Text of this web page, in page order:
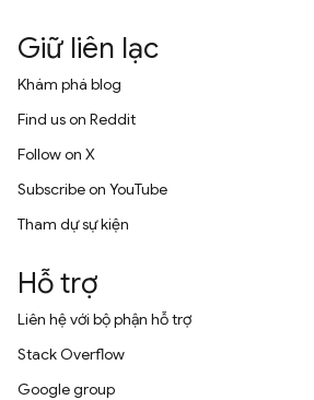
Giữ liên lạc
Khám phá blog
Find us on Reddit
Follow on X
Subscribe on YouTube
Tham dự sự kiện
Hỗ trợ
Liên hệ với bộ phận hỗ trợ
Stack Overflow
Google group